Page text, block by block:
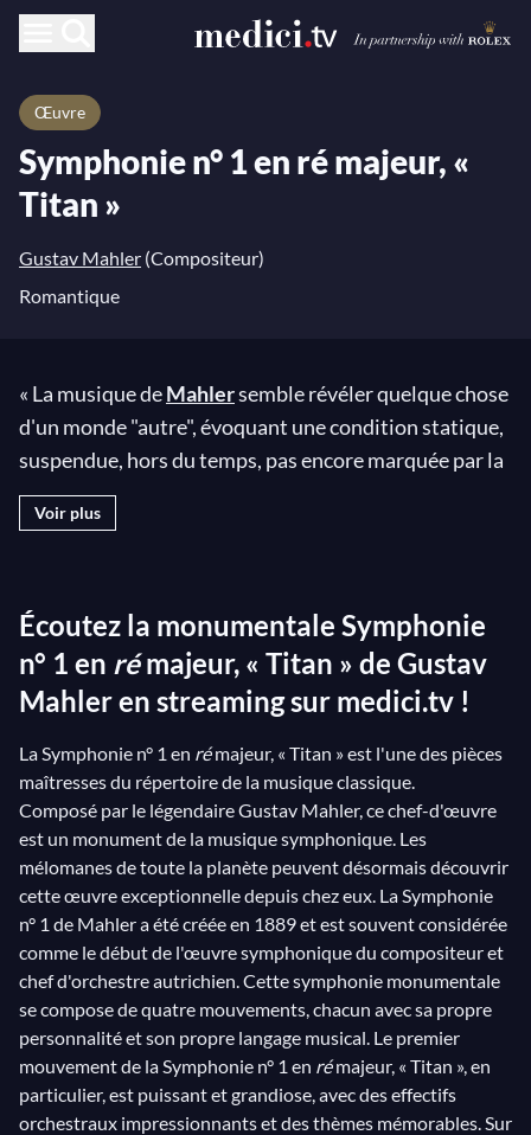
Œuvre
Symphonie n° 1 en ré majeur, «
Titan »
Gustav Mahler (Compositeur)
Romantique
« La musique deMahlersemble révéler quelque chose
d'un monde "autre", évoquant une condition statique,
suspendue, hors du temps, pas encore marquée par la
subjectivité », écrit le musicologue Paolo Petazzi,
comme s'il y avait quelque chose de mythologique en
de « Titan ». En effet, on peut lire sur la partition de la
première révision, exécutée à Hambourg en 1893 et à
Weimar en 1894, « Titan. Eine Tondichtung in
Symphonie-form » (« Titan. Poème symphonique sous
forme de symphonie »).
Comme évoqué précédemment, l'œuvre a fait l'objet
de plusieurs révisions, à la fois en raison de l’accueil
mitigé qu’elle reçoit et de l'incertitude du
compositeur quant à la forme à donner à l'œuvre :
symphonie ou un poème symphonique ? Il n'aura peut-
être jamais trouvé de réponse… Composée sur une
période s'étalant de 1888 à 1906 (date d’une ultime
réorchestration), la Symphonie n° 1 suit, dans sa
version finale, une structure standard en quatre
parties. Le mouvement le plus célèbre est sans doute
Voir plus
Écoutez la monumentale Symphonie
n° 1 en rémajeur, « Titan » de Gustav
Mahler en streaming sur medici.tv !
La Symphonie n° 1 en rémajeur, « Titan » est l'une des pièces
maîtresses du répertoire de la musique classique.
Composé par le légendaire Gustav Mahler, ce chef-d'œuvre
est un monument de la musique symphonique. Les
mélomanes de toute la planète peuvent désormais découvrir
cette œuvre exceptionnelle depuis chez eux. La Symphonie
n° 1 de Mahler a été créée en 1889 et est souvent considérée
comme le début de l'œuvre symphonique du compositeur et
chef d'orchestre autrichien. Cette symphonie monumentale
se compose de quatre mouvements, chacun avec sa propre
personnalité et son propre langage musical. Le premier
mouvement de la Symphonie n° 1 en rémajeur, « Titan », en
particulier, est puissant et grandiose, avec des effectifs
orchestraux impressionnants et des thèmes mémorables. Sur